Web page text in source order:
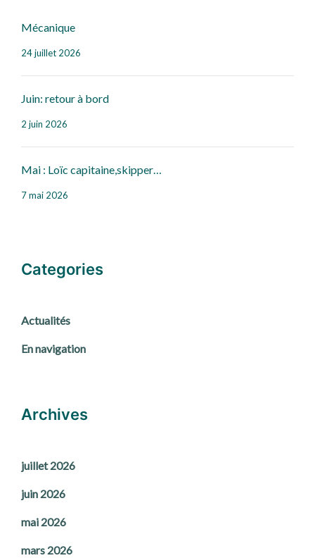
Mécanique
24 juillet 2026
Juin: retour à bord
2 juin 2026
Mai : Loïc capitaine,skipper…
7 mai 2026
Categories
Actualités
En navigation
Archives
juillet 2026
juin 2026
mai 2026
mars 2026